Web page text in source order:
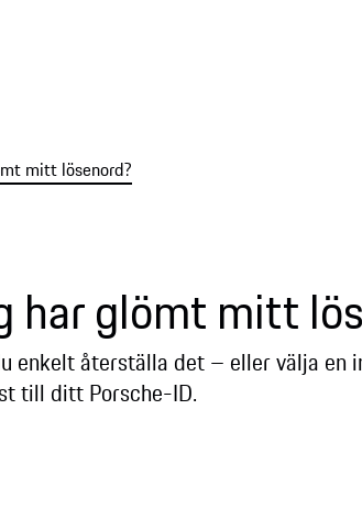
mitt lösenord?
har glömt mitt
enkelt återställa det – eller välja
till ditt Porsche-ID.